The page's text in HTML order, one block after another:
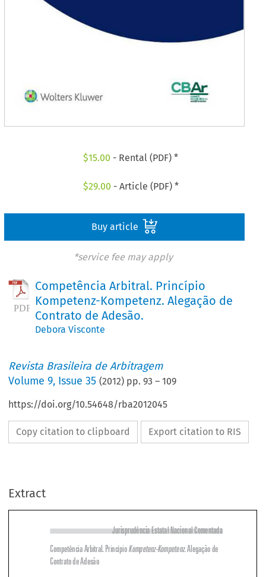
$15.00 - Rental (PDF) *
$29.00 - Article (PDF) *
Buy article
*service fee may apply
Competência Arbitral. Princípio
Kompetenz-Kompetenz. Alegação de
Contrato de Adesão.
Debora Visconte
Revista Brasileira de Arbitragem
Volume9, Issue 35 (2012) pp.93 –109
https://doi.org/10.54648/rba2012045
Copy citation to clipboard Export citation to RIS
Extract

 


Competência Arbitral. Princípio Kompetenz-Kompetenz. Alegação de
Contrato de Adesão
SUMÁRIO: I – Julgado; II – Comentário.